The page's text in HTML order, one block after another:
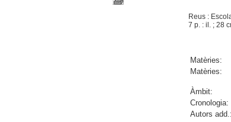
Reus :
7 p. : il. ; 28
Matèries:
Matèries:
Àmbit:
Cronologia:
Autors add.: